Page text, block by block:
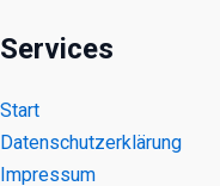
Services
Start
Datenschutzerklärung
Impressum